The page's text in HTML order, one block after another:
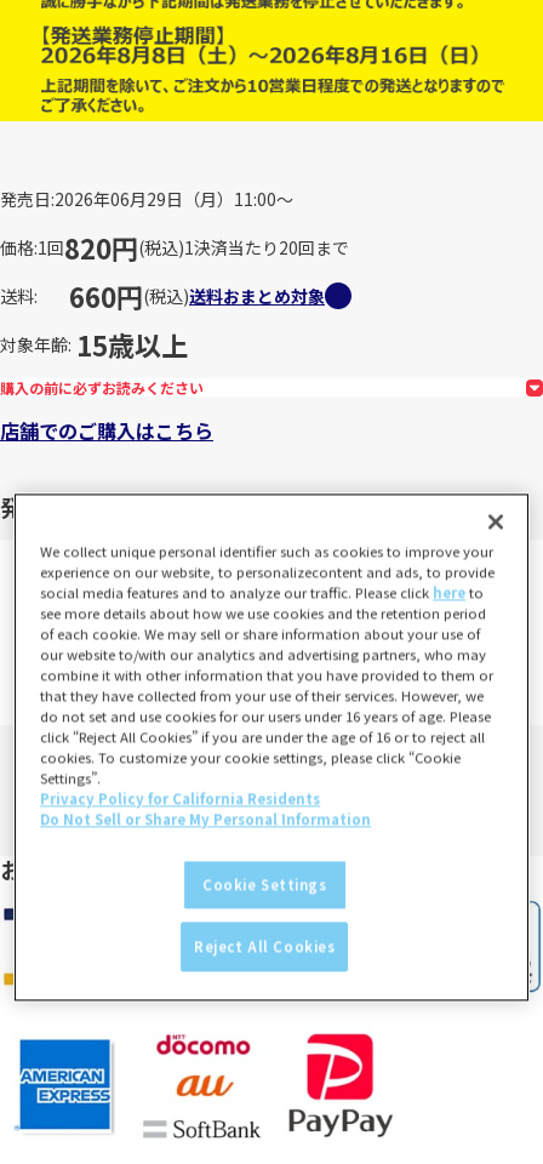
発売日 2026年06月29日（月）11:00～
価格 1回820円(税込)1決済当たり20回まで
送料
660円(税込)送料おまとめ対象
対象年齢 15歳以上
購入の前に必ずお読みください
店舗でのご購入はこちら
発送予定
ご注文から10営業日程度で発送予定
※土日祝日および、年末年始など当社指定休業日は発送業務は行い
ません。
詳しくは、営業日カレンダーをご確認ください。
お支払い方法
We collect unique personal identifier such as cookies to improve your
experience on our website, to personalizecontent and ads, to provide
social media features and to analyze our traffic. Please click hereto
see more details about how we use cookies and the retention period
of each cookie. We may sell or share information about your use of
our website to/with our analytics and advertising partners, who may
combine it with other information that you have provided to them or
that they have collected from your use of their services. However, we
do not set and use cookies for our users under 16 years of age. Please
click “Reject All Cookies” if you are under the age of 16 or to reject all
cookies. To customize your cookie settings, please click “Cookie
Settings”.
Privacy Policy for California Residents
Do Not Sell or Share My Personal Information
Cookie Settings
Reject All Cookies